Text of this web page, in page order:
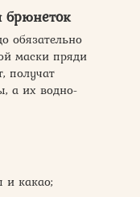
брюнеток
обязательно
маски пряди
получат
а их водно-
какао;